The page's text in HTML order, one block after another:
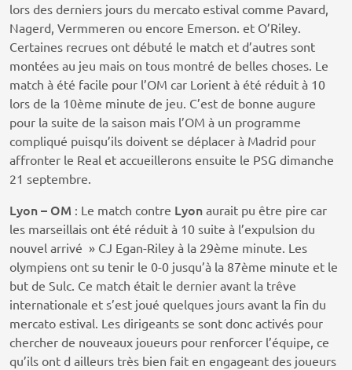
lors des derniers jours du mercato estival comme Pavard,
Nagerd, Vermmeren ou encore Emerson. et O’Riley.
Certaines recrues ont débuté le match et d’autres sont
montées au jeu mais on tous montré de belles choses. Le
match à été facile pour l’OM car Lorient à été réduit à 10
lors de la 10ème minute de jeu. C’est de bonne augure
pour la suite de la saison mais l’OM à un programme
compliqué puisqu’ils doivent se déplacer à Madrid pour
affronter le Real et accueillerons ensuite le PSG dimanche
21 septembre.
Lyon – OM : Le match contre Lyon aurait pu être pire car
les marseillais ont été réduit à 10 suite à l’expulsion du
nouvel arrivé » CJ Egan-Riley à la 29ème minute. Les
olympiens ont su tenir le 0-0 jusqu’à la 87ème minute et le
but de Sulc. Ce match était le dernier avant la trêve
internationale et s’est joué quelques jours avant la fin du
mercato estival. Les dirigeants se sont donc activés pour
chercher de nouveaux joueurs pour renforcer l’équipe, ce
qu’ils ont d ailleurs très bien fait en engageant des joueurs